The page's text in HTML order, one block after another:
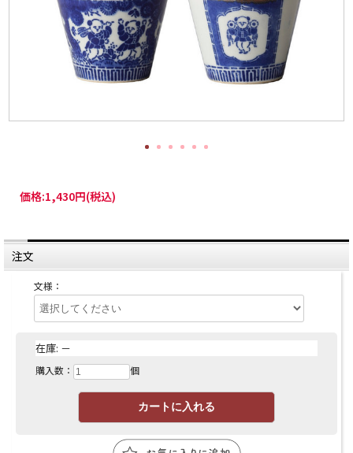
価格:1,430円(税込)
注文
文様：
在庫: －
購入数： 個